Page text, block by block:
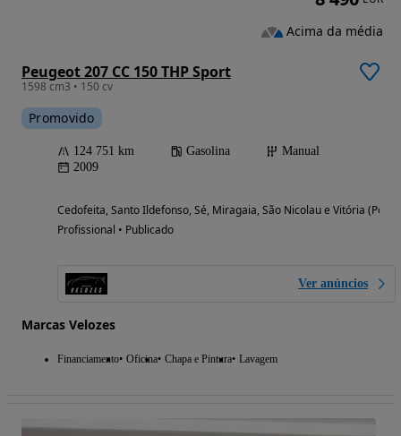
Peugeot 207 CC 150 THP Sport
1598 cm3 • 150 cv
Promovido
124 751 km Gasolina
Manual
2009
Cedofeita, Santo Ildefonso, Sé, Miragaia, São Nicolau e Vitória (Porto)
Profissional • Publicado
Ver anúncios
Marcas Velozes
Financiamento Oficina Chapa e Pintura Lavagem
Acima da média